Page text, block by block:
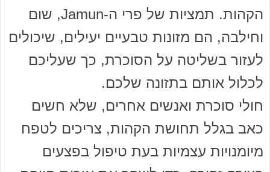
הקהות. תמציות של פרי ה-Jamun, שום
וחילבה, הם מזונות טבעיים יעילים, שיכולים
לעזור בשליטה על הסוכרת, כך שעליכם
לכלול אותם בתזונה שלכם.
חולי סוכרת ואנשים אחרים, שלא חשים
כאב בגלל תחושת הקהות, צריכים לטפח
מיומנויות עצמיות בעת טיפול בפצעים